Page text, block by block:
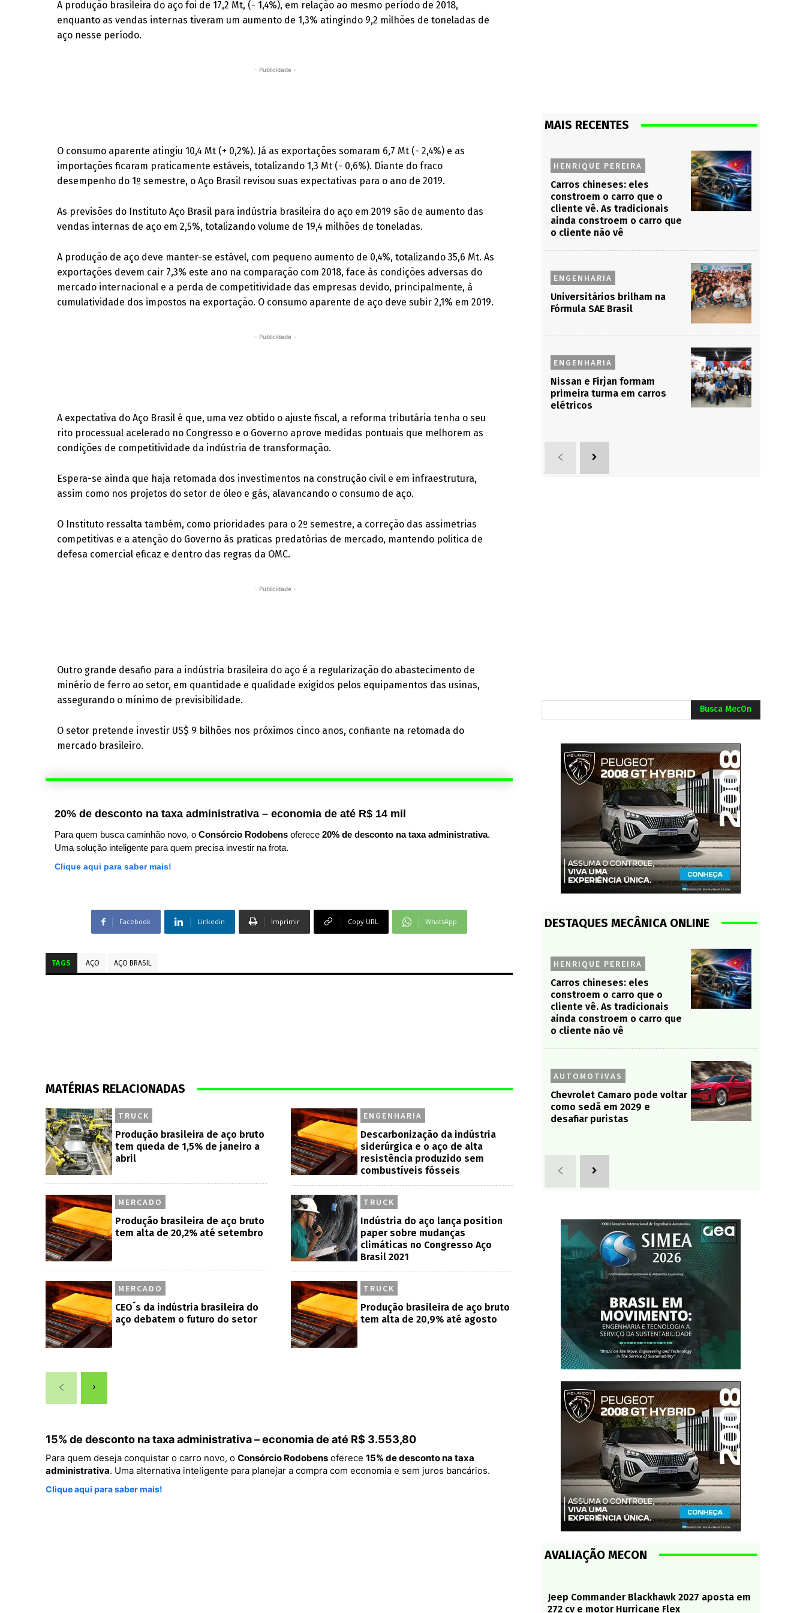
A produção brasileira do aço foi de 17,2 Mt, (- 1,4%), em relação ao mesmo período de 2018,
enquanto as vendas internas tiveram um aumento de 1,3% atingindo 9,2 milhões de toneladas de
aço nesse período.
- Publicidade -
O consumo aparente atingiu 10,4 Mt (+ 0,2%). Já as exportações somaram 6,7 Mt (- 2,4%) e as
importações ficaram praticamente estáveis, totalizando 1,3 Mt (- 0,6%). Diante do fraco
desempenho do 1º semestre, o Aço Brasil revisou suas expectativas para o ano de 2019.
As previsões do Instituto Aço Brasil para indústria brasileira do aço em 2019 são de aumento das
vendas internas de aço em 2,5%, totalizando volume de 19,4 milhões de toneladas.
A produção de aço deve manter-se estável, com pequeno aumento de 0,4%, totalizando 35,6 Mt. As
exportações devem cair 7,3% este ano na comparação com 2018, face às condições adversas do
mercado internacional e a perda de competitividade das empresas devido, principalmente, à
cumulatividade dos impostos na exportação. O consumo aparente de aço deve subir 2,1% em 2019.
- Publicidade -
A expectativa do Aço Brasil é que, uma vez obtido o ajuste fiscal, a reforma tributária tenha o seu
rito processual acelerado no Congresso e o Governo aprove medidas pontuais que melhorem as
condições de competitividade da indústria de transformação.
Espera-se ainda que haja retomada dos investimentos na construção civil e em infraestrutura,
assim como nos projetos do setor de óleo e gás, alavancando o consumo de aço.
O Instituto ressalta também, como prioridades para o 2º semestre, a correção das assimetrias
competitivas e a atenção do Governo às praticas predatórias de mercado, mantendo politica de
defesa comercial eficaz e dentro das regras da OMC.
- Publicidade -
Outro grande desafio para a indústria brasileira do aço é a regularização do abastecimento de
minério de ferro ao setor, em quantidade e qualidade exigidos pelos equipamentos das usinas,
assegurando o mínimo de previsibilidade.
O setor pretende investir US$ 9 bilhões nos próximos cinco anos, confiante na retomada do
mercado brasileiro.
20% de desconto na taxa administrativa – economia de até R$ 14 mil
Para quem busca caminhão novo, o Consórcio Rodobens oferece 20% de desconto na taxa administrativa.
Uma solução inteligente para quem precisa investir na frota.
Clique aqui para saber mais!
Facebook Linkedin Imprimir Copy URL WhatsApp
TAGS AÇO AÇO BRASIL
MATÉRIAS RELACIONADAS
TRUCK
Produção brasileira de aço bruto
tem queda de 1,5% de janeiro a
abril
ENGENHARIA
Descarbonização da indústria
siderúrgica e o aço de alta
resistência produzido sem
combustíveis fósseis
MERCADO
Produção brasileira de aço bruto
tem alta de 20,2% até setembro
TRUCK
Indústria do aço lança position
paper sobre mudanças
climáticas no Congresso Aço
Brasil 2021
MERCADO
CEO´s da indústria brasileira do
aço debatem o futuro do setor
TRUCK
Produção brasileira de aço bruto
tem alta de 20,9% até agosto
15% de desconto na taxa administrativa – economia de até R$ 3.553,80
Para quem deseja conquistar o carro novo, o Consórcio Rodobens oferece 15% de desconto na taxa
administrativa. Uma alternativa inteligente para planejar a compra com economia e sem juros bancários.
Clique aqui para saber mais!
MAIS RECENTES
HENRIQUE PEREIRA
Carros chineses: eles
constroem o carro que o
cliente vê. As tradicionais
ainda constroem o carro que
o cliente não vê
ENGENHARIA
Universitários brilham na
Fórmula SAE Brasil
ENGENHARIA
Nissan e Firjan formam
primeira turma em carros
elétricos
Busca MecOn
DESTAQUES MECÂNICA ONLINE
HENRIQUE PEREIRA
Carros chineses: eles
constroem o carro que o
cliente vê. As tradicionais
ainda constroem o carro que
o cliente não vê
AUTOMOTIVAS
Chevrolet Camaro pode voltar
como sedã em 2029 e
desafiar puristas
AVALIAÇÃO MECON
Jeep Commander Blackhawk 2027 aposta em
272 cv e motor Hurricane Flex